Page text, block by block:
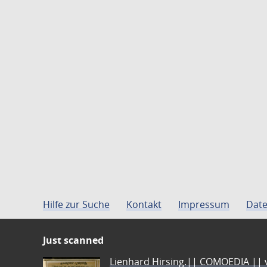
Hilfe zur Suche Kontakt Impressum
Just scanned
Lienhard Hirsing.|| COMOEDIA